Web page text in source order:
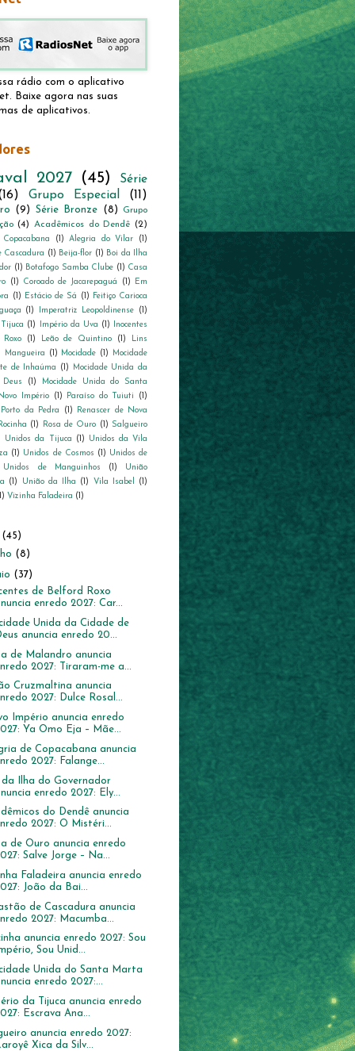
rádio com o aplicativo
Baixe agora nas suas
de aplicativos.
2027 (45)
Série
Grupo Especial (11)
(9) Série Bronze (8)
Grupo
(4) Acadêmicos do Dendê (2)
(1) Alegria do Vilar
(1)
Cascadura (1) Beija-flor (1) Boi da Ilha
(1) Botafogo Samba Clube (1) Casa
(1) Coroado de Jacarepaguá (1)
Em
(1) Estácio de Sá (1)
Feitiço Carioca
(1) Imperatriz Leopoldinense
(1)
(1) Império da Uva (1)
Inocentes
(1) Leão de Quintino (1)
Lins
Mangueira (1) Mocidade (1)
Mocidade
de Inhaúma
(1)
Mocidade Unida da
(1)
Mocidade Unida do Santa
Império
(1) Paraíso do Tuiuti
(1)
Porto da Pedra
(1)
Renascer de Nova
(1) Rosa de Ouro (1) Salgueiro
Unidos da Tijuca (1)
Unidos da Vila
(1) Unidos de Cosmos (1) Unidos de
Unidos de Manguinhos
(1)
União
(1) União da Ilha (1) Vila Isabel
(1)
Vizinha Faladeira (1)
(45)
(8)
(37)
de Belford Roxo
enredo 2027: Car...
Unida da Cidade de
anuncia enredo 20...
de Malandro anuncia
2027: Tiraram-me a...
Cruzmaltina anuncia
2027: Dulce Rosal...
Império anuncia enredo
Ya Omo Eja – Mãe...
de Copacabana anuncia
2027: Falange...
da Ilha do Governador
enredo 2027: Ely...
do Dendê anuncia
2027: O Mistéri...
de Ouro anuncia enredo
Salve Jorge – Na...
Faladeira anuncia enredo
João da Bai...
de Cascadura anuncia
2027: Macumba...
anuncia enredo 2027: Sou
Sou Unid...
Unida do Santa Marta
enredo 2027:...
da Tijuca anuncia enredo
Escrava Ana...
anuncia enredo 2027:
Xica da Silv...